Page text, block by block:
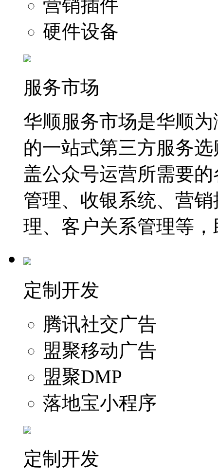
营销插件
硬件设备
服务市场
华顺服务市场是华顺
的一站式第三方服务
盖公众号运营所需要
管理、收银系统、营
理、客户关系管理等
定制开发
腾讯社交广告
盟聚移动广告
盟聚DMP
落地宝小程序
定制开发